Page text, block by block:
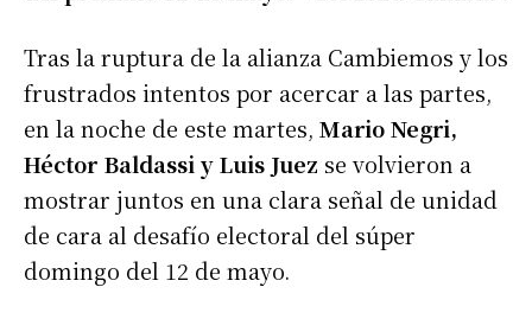
Tras la ruptura de la alianza Cambiemos y los
frustrados intentos por acercar a las partes,
en la noche de este martes, Mario Negri,
Héctor Baldassi y Luis Juez se volvieron a
mostrar juntos en una clara señal de unidad
de cara al desafío electoral del súper
domingo del 12 de mayo.